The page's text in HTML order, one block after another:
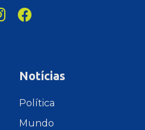
Notícias
Política
Mundo